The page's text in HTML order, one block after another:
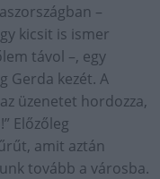
–
kicsit is ismer
távol –, egy
Gerda kezét. A
üzenetet hordozza,
Előzőleg
amit aztán
tovább a városba.